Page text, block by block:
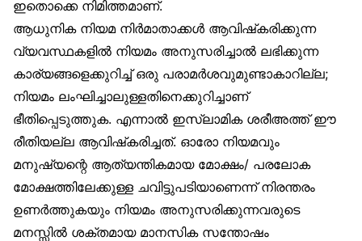
ഇതൊക്കെ നിമിത്തമാണ്.
ആധുനിക നിയമ നിർമാതാക്കൾ ആവിഷ്‌കരിക്കുന്ന
വ്യവസ്ഥകളിൽ നിയമം അനുസരിച്ചാൽ ലഭിക്കുന്ന
കാര്യങ്ങളെക്കുറിച്ച് ഒരു പരാമർശവുമുണ്ടാകാറില്ല;
നിയമം ലംഘിച്ചാലുള്ളതിനെക്കുറിച്ചാണ്
ഭീതിപ്പെടുത്തുക. എന്നാൽ ഇസ്‌ലാമിക ശരീഅത്ത് ഈ
രീതിയല്ല ആവിഷ്‌കരിച്ചത്. ഓരോ നിയമവും
മനുഷ്യന്റെ ആത്യന്തികമായ മോക്ഷം/ പരലോക
മോക്ഷത്തിലേക്കുള്ള ചവിട്ടുപടിയാണെന്ന് നിരന്തരം
ഉണർത്തുകയും നിയമം അനുസരിക്കുന്നവരുടെ
മനസ്സിൽ ശക്തമായ മാനസിക സന്തോഷം